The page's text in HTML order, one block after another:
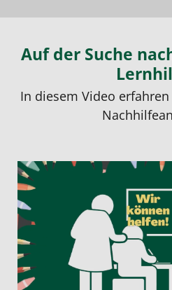
Auf der Suche
In diesem Video